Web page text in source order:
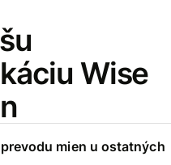
Wise
mien u ostatných